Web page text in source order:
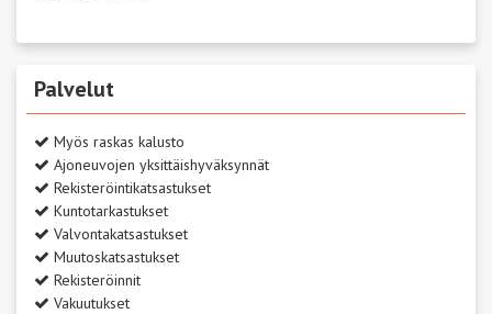
Palvelut
Myös raskas kalusto
Ajoneuvojen yksittäishyväksynnät
Rekisteröintikatsastukset
Kuntotarkastukset
Valvontakatsastukset
Muutoskatsastukset
Rekisteröinnit
Vakuutukset